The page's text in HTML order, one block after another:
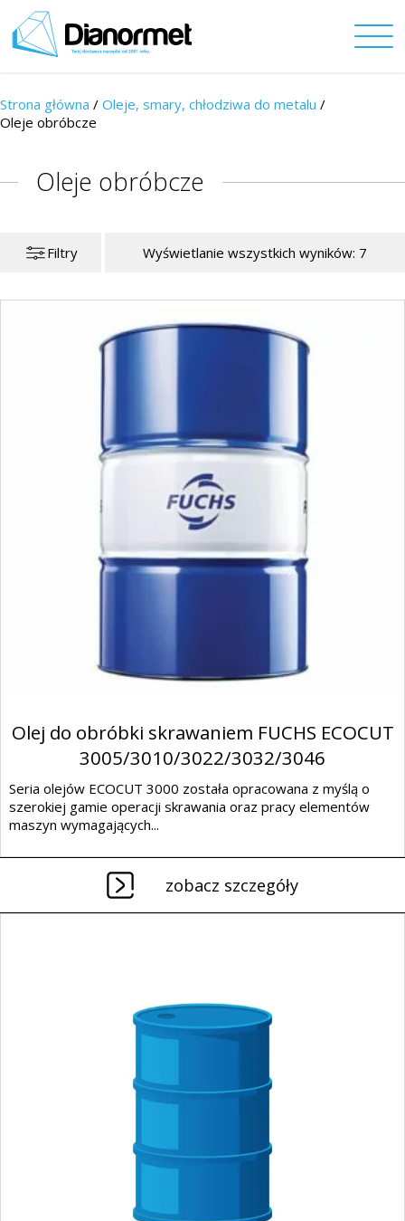
Strona główna / Oleje, smary, chłodziwa do metalu /
Oleje obróbcze
Oleje obróbcze
Filtry Wyświetlanie wszystkich wyników: 7
Olej do obróbki skrawaniem FUCHS ECOCUT
3005/3010/3022/3032/3046
Seria olejów ECOCUT 3000 została opracowana z myślą o
szerokiej gamie operacji skrawania oraz pracy elementów
maszyn wymagających...
zobacz szczegóły